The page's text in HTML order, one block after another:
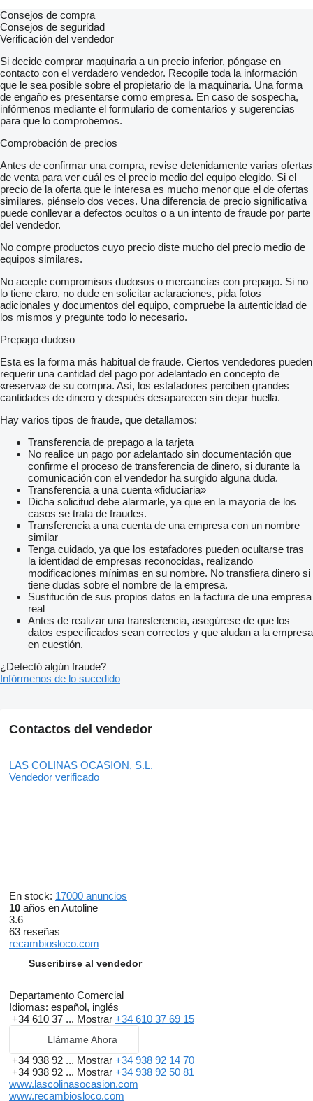
Consejos de compra
Consejos de seguridad
Verificación del vendedor
Si decide comprar maquinaria a un precio inferior, póngase en
contacto con el verdadero vendedor. Recopile toda la información
que le sea posible sobre el propietario de la maquinaria. Una forma
de engaño es presentarse como empresa. En caso de sospecha,
infórmenos mediante el formulario de comentarios y sugerencias
para que lo comprobemos.
Comprobación de precios
Antes de confirmar una compra, revise detenidamente varias ofertas
de venta para ver cuál es el precio medio del equipo elegido. Si el
precio de la oferta que le interesa es mucho menor que el de ofertas
similares, piénselo dos veces. Una diferencia de precio significativa
puede conllevar a defectos ocultos o a un intento de fraude por parte
del vendedor.
No compre productos cuyo precio diste mucho del precio medio de
equipos similares.
No acepte compromisos dudosos o mercancías con prepago. Si no
lo tiene claro, no dude en solicitar aclaraciones, pida fotos
adicionales y documentos del equipo, compruebe la autenticidad de
los mismos y pregunte todo lo necesario.
Prepago dudoso
Esta es la forma más habitual de fraude. Ciertos vendedores pueden
requerir una cantidad del pago por adelantado en concepto de
«reserva» de su compra. Así, los estafadores perciben grandes
cantidades de dinero y después desaparecen sin dejar huella.
Hay varios tipos de fraude, que detallamos:
Transferencia de prepago a la tarjeta
No realice un pago por adelantado sin documentación que
confirme el proceso de transferencia de dinero, si durante la
comunicación con el vendedor ha surgido alguna duda.
Transferencia a una cuenta «fiduciaria»
Dicha solicitud debe alarmarle, ya que en la mayoría de los
casos se trata de fraudes.
Transferencia a una cuenta de una empresa con un nombre
similar
Tenga cuidado, ya que los estafadores pueden ocultarse tras
la identidad de empresas reconocidas, realizando
modificaciones mínimas en su nombre. No transfiera dinero si
tiene dudas sobre el nombre de la empresa.
Sustitución de sus propios datos en la factura de una empresa
real
Antes de realizar una transferencia, asegúrese de que los
datos especificados sean correctos y que aludan a la empresa
en cuestión.
¿Detectó algún fraude?
Infórmenos de lo sucedido
Contactos del vendedor
LAS COLINAS OCASION, S.L.
Vendedor verificado
En stock: 17000 anuncios
10 años en Autoline
3.6
63 reseñas
recambiosloco.com
Suscribirse al vendedor
Departamento Comercial
Idiomas: español, inglés
+34 610 37 ... Mostrar +34 610 37 69 15
Llámame Ahora
+34 938 92 ... Mostrar +34 938 92 14 70
+34 938 92 ... Mostrar +34 938 92 50 81
www.lascolinasocasion.com
www.recambiosloco.com